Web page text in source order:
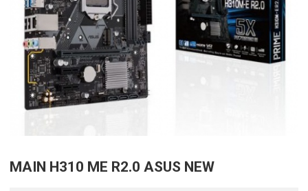
MAIN H310 ME R2.0 ASUS NEW